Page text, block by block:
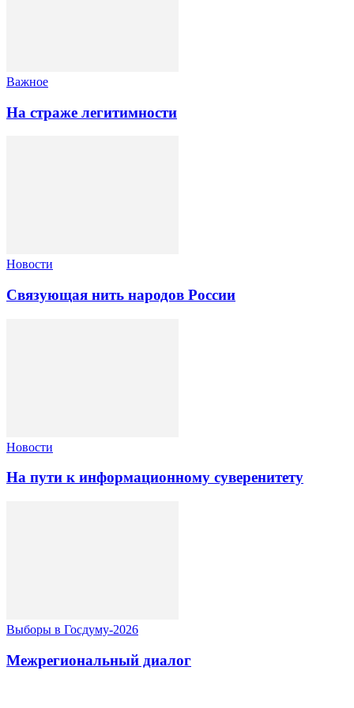
Важное
На страже легитимности
Новости
Связующая нить народов России
Новости
На пути к информационному суверенитету
Выборы в Госдуму-2026
Межрегиональный диалог